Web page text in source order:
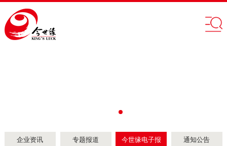
企业资讯 专题报道 今世缘电子报 通知公告